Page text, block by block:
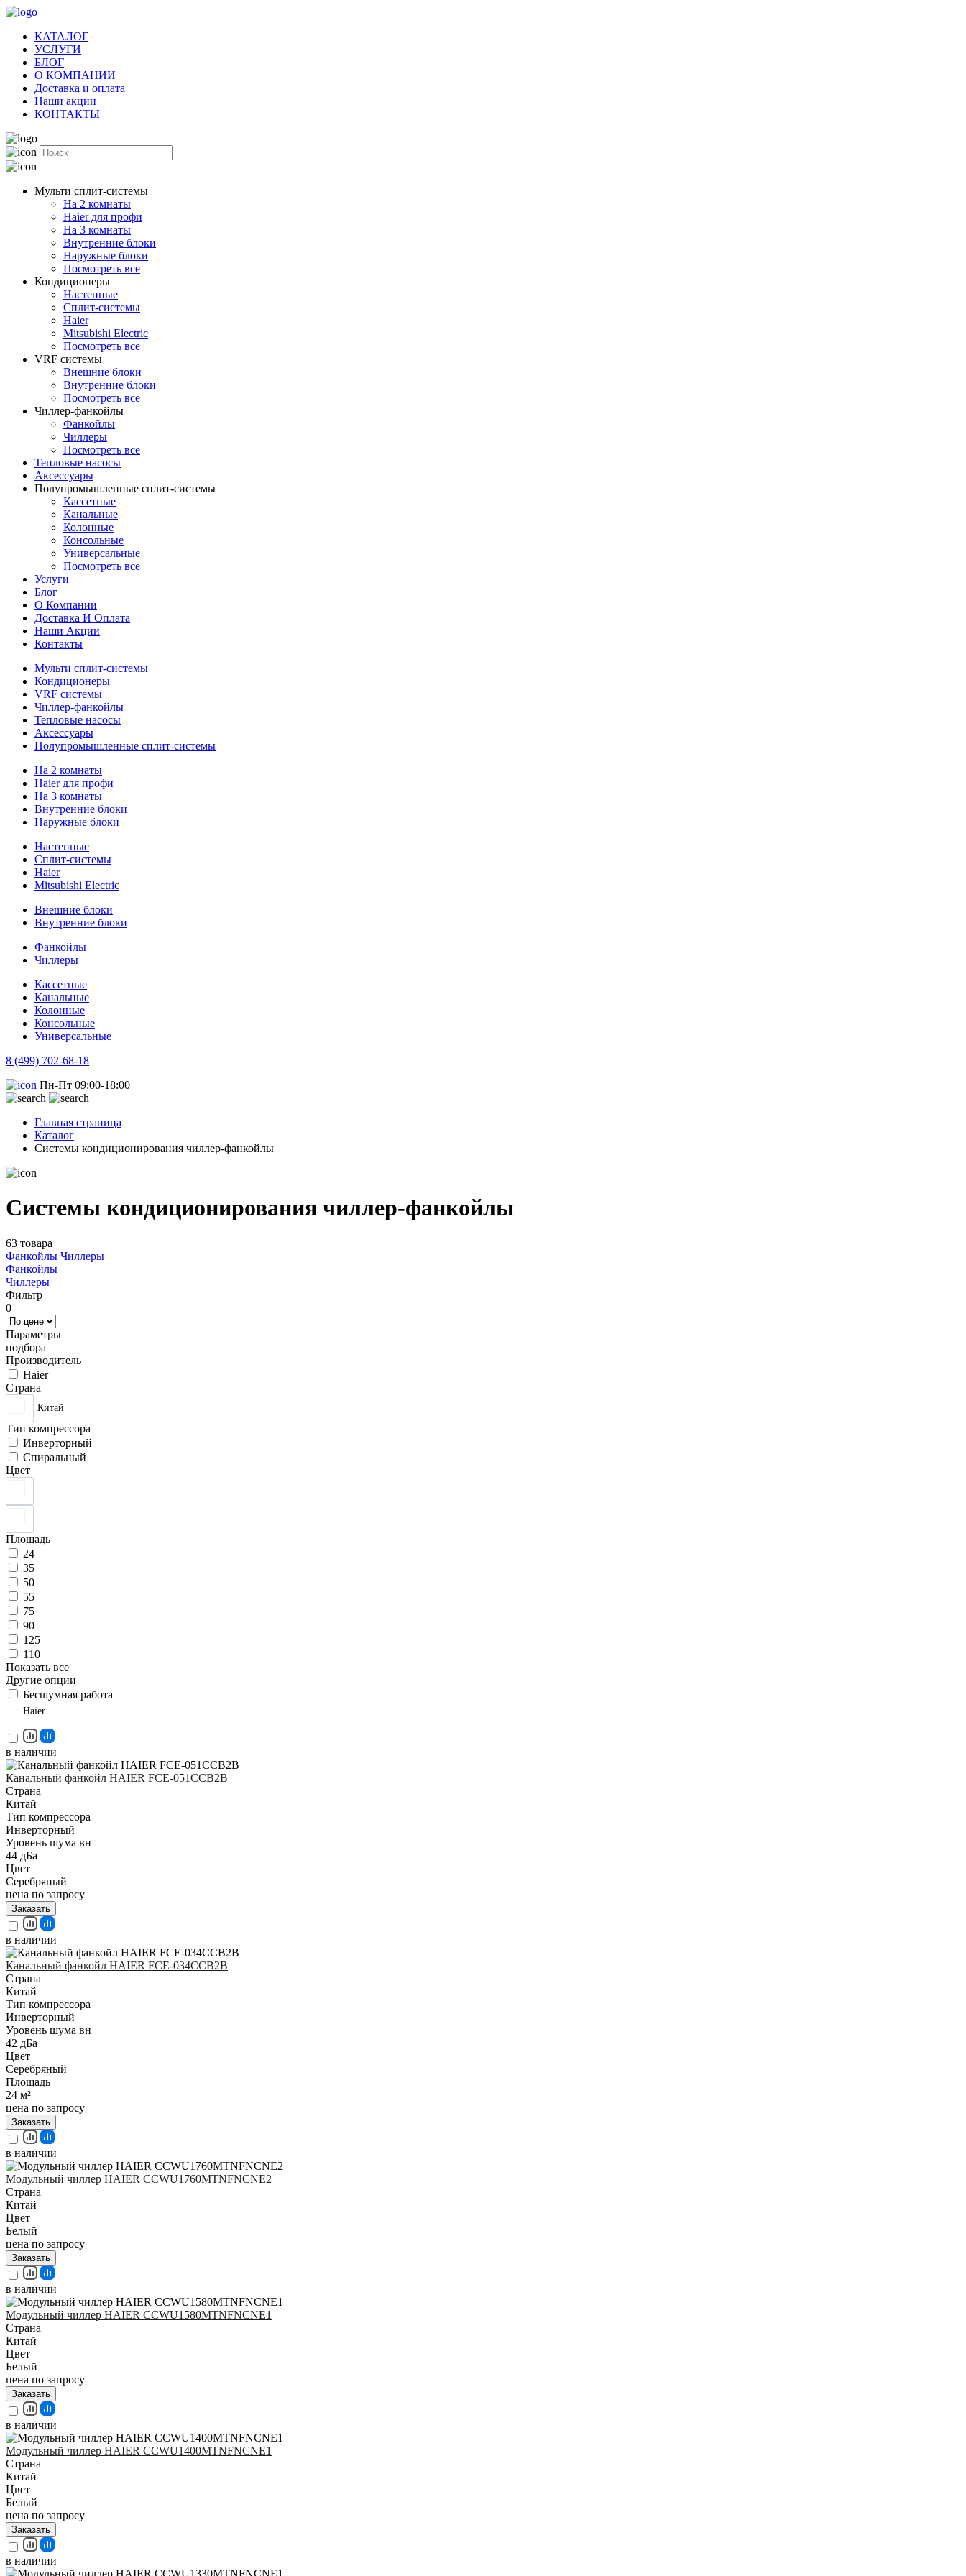
КАТАЛОГ
УСЛУГИ
БЛОГ
О КОМПАНИИ
Доставка и оплата
Наши акции
КОНТАКТЫ
Мульти сплит-системы
На 2 комнаты
Haier для профи
На 3 комнаты
Внутренние блоки
Наружные блоки
Посмотреть все
Кондиционеры
Настенные
Сплит-системы
Haier
Mitsubishi Electric
Посмотреть все
VRF системы
Внешние блоки
Внутренние блоки
Посмотреть все
Чиллер-фанкойлы
Фанкойлы
Чиллеры
Посмотреть все
Тепловые насосы
Аксессуары
Полупромышленные сплит-системы
Кассетные
Канальные
Колонные
Консольные
Универсальные
Посмотреть все
Услуги
Блог
О Компании
Доставка И Оплата
Наши Акции
Контакты
Мульти сплит-системы
Кондиционеры
VRF системы
Чиллер-фанкойлы
Тепловые насосы
Аксессуары
Полупромышленные сплит-системы
На 2 комнаты
Haier для профи
На 3 комнаты
Внутренние блоки
Наружные блоки
Настенные
Сплит-системы
Haier
Mitsubishi Electric
Внешние блоки
Внутренние блоки
Фанкойлы
Чиллеры
Кассетные
Канальные
Колонные
Консольные
Универсальные
8 (499) 702-68-18
Пн-Пт 09:00-18:00
Главная страница
Каталог
Системы кондиционирования чиллер-фанкойлы
Системы кондиционирования чиллер-фанкойлы
63 товара
Фанкойлы Чиллеры
Фанкойлы
Чиллеры
Фильтр
0
Параметры
подбора
Производитель
Haier
Страна
Китай
Тип компрессора
Инверторный
Спиральный
Цвет
Площадь
24
35
50
55
75
90
125
110
Показать все
Другие опции
Беcшумная работа
Haier
в наличии
Канальный фанкойл HAIER FCE-051СCB2B
Страна
Китай
Тип компрессора
Инверторный
Уровень шума вн
44 дБа
Цвет
Серебряный
цена по запросу
Заказать
в наличии
Канальный фанкойл HAIER FCE-034СCB2B
Страна
Китай
Тип компрессора
Инверторный
Уровень шума вн
42 дБа
Цвет
Серебряный
Площадь
24 м²
цена по запросу
Заказать
в наличии
Модульный чиллер HAIER CCWU1760MTNFNCNE2
Страна
Китай
Цвет
Белый
цена по запросу
Заказать
в наличии
Модульный чиллер HAIER CCWU1580MTNFNCNE1
Страна
Китай
Цвет
Белый
цена по запросу
Заказать
в наличии
Модульный чиллер HAIER CCWU1400MTNFNCNE1
Страна
Китай
Цвет
Белый
цена по запросу
Заказать
в наличии